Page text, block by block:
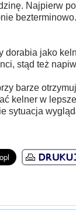
Najpierw
dorabia jako
stąd też
barze
kelner w
sytuacja